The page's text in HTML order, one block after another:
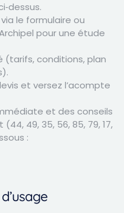
le formulaire ou
pour une étude
(tarifs, conditions, plan
et versez l’acompte
et des conseils
49, 35, 56, 85, 79, 17,
: